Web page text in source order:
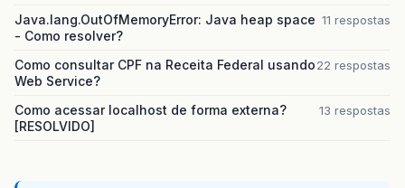
Java.lang.OutOfMemoryError: Java heap space
- Como resolver?
11 respostas
Como consultar CPF na Receita Federal usando
Web Service?
22 respostas
Como acessar localhost de forma externa?
[RESOLVIDO]
13 respostas